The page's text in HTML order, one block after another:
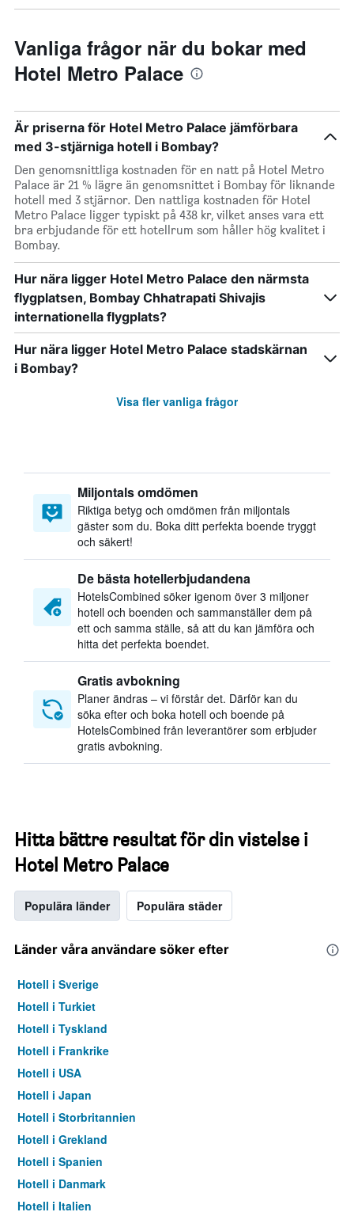
Vanliga frågor när du bokar med
Hotel Metro Palace
Är priserna för Hotel Metro Palace jämförbara
med 3-stjärniga hotell i Bombay?
Den genomsnittliga kostnaden för en natt på Hotel Metro
Palace är 21 % lägre än genomsnittet i Bombay för liknande
hotell med 3 stjärnor. Den nattliga kostnaden för Hotel
Metro Palace ligger typiskt på 438 kr, vilket anses vara ett
bra erbjudande för ett hotellrum som håller hög kvalitet i
Bombay.
Hur nära ligger Hotel Metro Palace den närmsta
flygplatsen, Bombay Chhatrapati Shivajis
internationella flygplats?
Hur nära ligger Hotel Metro Palace stadskärnan
i Bombay?
Visa fler vanliga frågor
Miljontals omdömen
Riktiga betyg och omdömen från miljontals
gäster som du. Boka ditt perfekta boende tryggt
och säkert!
De bästa hotellerbjudandena
HotelsCombined söker igenom över 3 miljoner
hotell och boenden och sammanställer dem på
ett och samma ställe, så att du kan jämföra och
hitta det perfekta boendet.
Gratis avbokning
Planer ändras – vi förstår det. Därför kan du
söka efter och boka hotell och boende på
HotelsCombined från leverantörer som erbjuder
gratis avbokning.
Hitta bättre resultat för din vistelse i
Hotel Metro Palace
Populära länder Populära städer
Länder våra användare söker efter
Hotell i Sverige
Hotell i Turkiet
Hotell i Tyskland
Hotell i Frankrike
Hotell i USA
Hotell i Japan
Hotell i Storbritannien
Hotell i Grekland
Hotell i Spanien
Hotell i Danmark
Hotell i Italien